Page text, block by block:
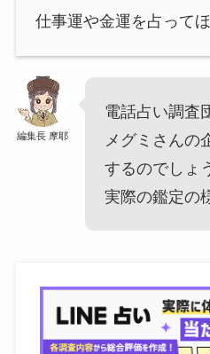
仕事運や金運を占ってほ
編集長 摩耶
電話占い調査
メグミさんの
するのでしょ
実際の鑑定の